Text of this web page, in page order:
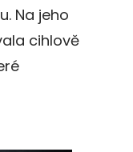
Na jeho
cihlově